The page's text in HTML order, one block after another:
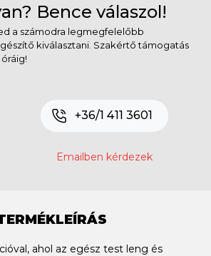
Bence válaszol!
a számodra legmegfelelőbb
kiválasztani. Szakértő támogatás
+36/1 411 3601
Emailben kérdezek
ahol az egész test leng és